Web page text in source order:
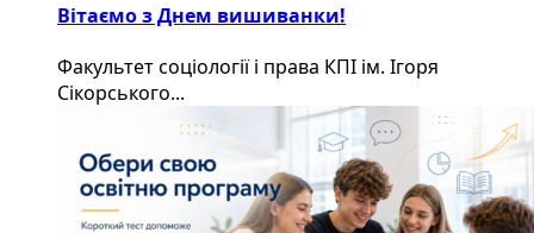
Вітаємо з Днем вишиванки!
Факультет соціології і права КПІ ім. Ігоря
Сікорського...